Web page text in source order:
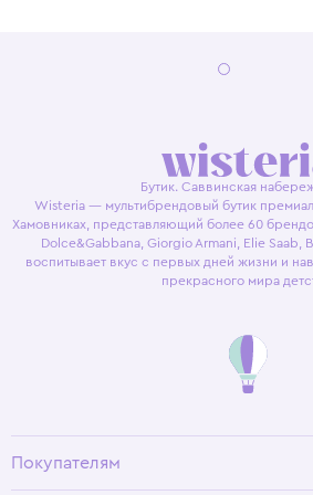
Бутик. Саввинская
Wisteria — мультибрендовый бутик
Хамовниках, представляющий более 60
Dolce&Gabbana, Giorgio Armani, Elie Saab,
воспитывает вкус с первых дней жизни и
прекрасного мира
Покупателям